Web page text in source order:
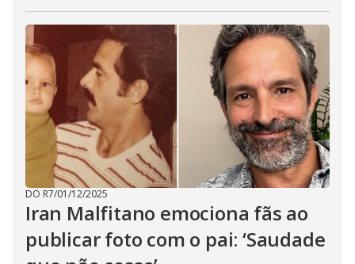
DO R7/01/12/2025
Iran Malfitano emociona fãs ao
publicar foto com o pai: ‘Saudade